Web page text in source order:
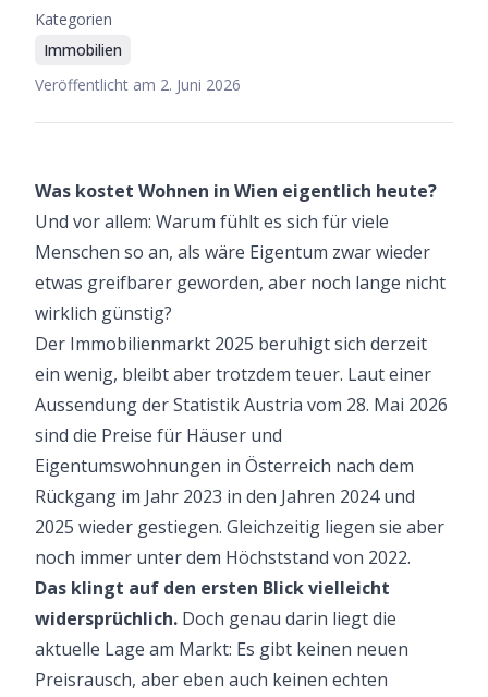
Kategorien
Immobilien
Veröffentlicht am 2. Juni 2026
Was kostet Wohnen in Wien eigentlich heute?
Und vor allem: Warum fühlt es sich für viele
Menschen so an, als wäre Eigentum zwar wieder
etwas greifbarer geworden, aber noch lange nicht
wirklich günstig?
Der Immobilienmarkt 2025 beruhigt sich derzeit
ein wenig, bleibt aber trotzdem teuer. Laut einer
Aussendung der Statistik Austria vom 28. Mai 2026
sind die Preise für Häuser und
Eigentumswohnungen in Österreich nach dem
Rückgang im Jahr 2023 in den Jahren 2024 und
2025 wieder gestiegen. Gleichzeitig liegen sie aber
noch immer unter dem Höchststand von 2022.
Das klingt auf den ersten Blick vielleicht
widersprüchlich. Doch genau darin liegt die
aktuelle Lage am Markt: Es gibt keinen neuen
Preisrausch, aber eben auch keinen echten